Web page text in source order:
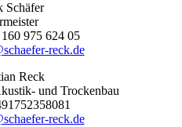
Schäfer
975 624 05
reck.de
Reck
und Trockenbau
reck.de